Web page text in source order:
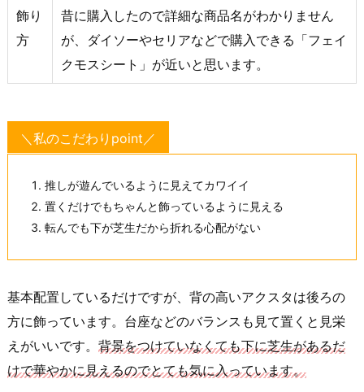
飾り
方
昔に購入したので詳細な商品名がわかりません
が、ダイソーやセリアなどで購入できる「フェイ
クモスシート」が近いと思います。
＼私のこだわりpoint／
推しが遊んでいるように見えてカワイイ
置くだけでもちゃんと飾っているように見える
転んでも下が芝生だから折れる心配がない
基本配置しているだけですが、背の高いアクスタは後ろの
方に飾っています。台座などのバランスも見て置くと見栄
えがいいです。 背景をつけていなくても下に芝生があるだ
けで華やかに見えるのでとても気に入っています。